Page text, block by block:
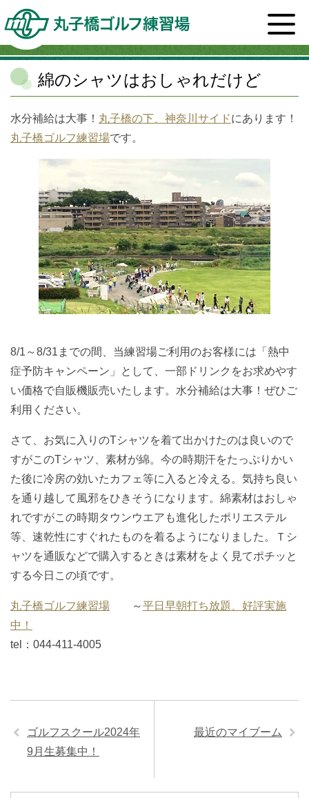
ホーム>スタッフブログ一覧>ファッション
綿のシ
ャツはおしゃれだけど
綿のシャツはおしゃれだけど
水分補給は大事！ 丸子橋の下、神奈川サイドにあります！
丸子橋ゴルフ練習場です。
8/1～8/31までの間、当練習場ご利用のお客様には「熱中
症予防キャンペーン」として、一部ドリンクをお求めやす
い価格で自販機販売いたします。水分補給は大事！ぜひご
利用ください。
さて、お気に入りのTシャツを着て出かけたのは良いので
すがこのTシャツ、素材が綿。今の時期汗をたっぷりかい
た後に冷房の効いたカフェ等に入ると冷える。気持ち良い
を通り越して風邪をひきそうになります。綿素材はおしゃ
れですがこの時期タウンウエアも進化したポリエステル
等、速乾性にすぐれたものを着るようになりました。Ｔシ
ャツを通販などで購入するときは素材をよく見てポチッと
する今日この頃です。
丸子橋ゴルフ練習場 ～平日早朝打ち放題、好評実施
中！
tel：044-411-4005
ゴルフスクール2024年
9月生募集中！
最近のマイブーム